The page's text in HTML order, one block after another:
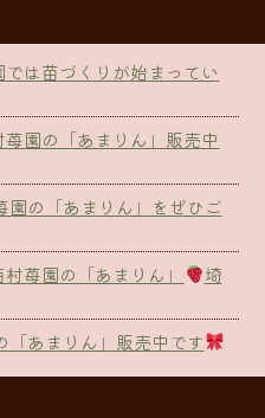
では苗づくりが始まってい
苺園の「あまりん」販売中
園の「あまりん」をぜひご
苺園の「あまりん」
埼
「あまりん」販売中です